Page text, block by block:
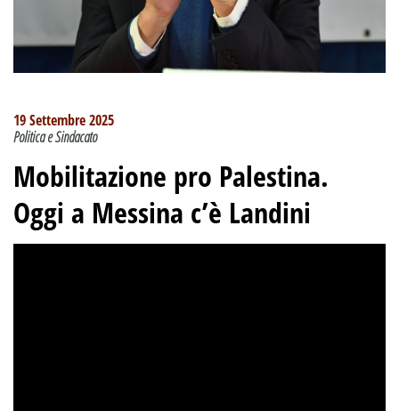
19 Settembre 2025
Politica e Sindacato
Mobilitazione pro Palestina.
Oggi a Messina c’è Landini